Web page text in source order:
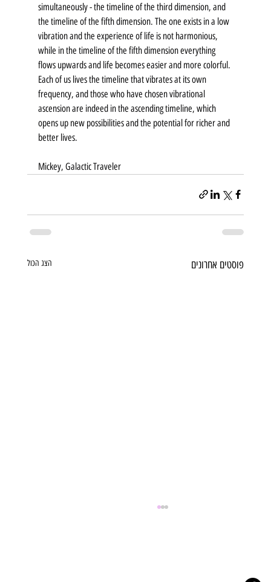
simultaneously - the timeline of the third dimension, and
the timeline of the fifth dimension. The one exists in a low
vibration and the experience of life is not harmonious,
while in the timeline of the fifth dimension everything
flows upwards and life becomes easier and more colorful.
Each of us lives the timeline that vibrates at its own
frequency, and those who have chosen vibrational
ascension are indeed in the ascending timeline, which
opens up new possibilities and the potential for richer and
better lives.
Mickey, Galactic Traveler
פוסטים אחרונים הצג הכול